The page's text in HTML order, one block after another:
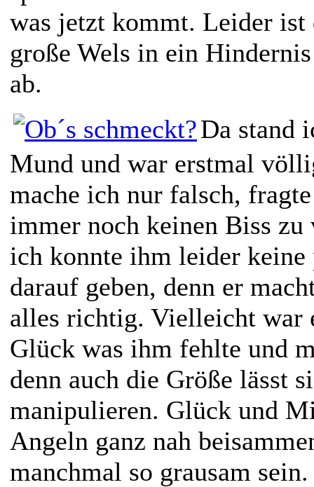
was jetzt kommt. Leider ist
große Wels in ein
ab.
Da stand
Mund und war erstmal
mache ich nur falsch,
immer noch keinen Biss zu
ich konnte ihm leider
darauf geben, denn er
alles richtig. Vielleicht war
Glück was ihm fehlte und
denn auch die Größe lässt
manipulieren. Glück und
Angeln ganz nah
manchmal so grausam sein.